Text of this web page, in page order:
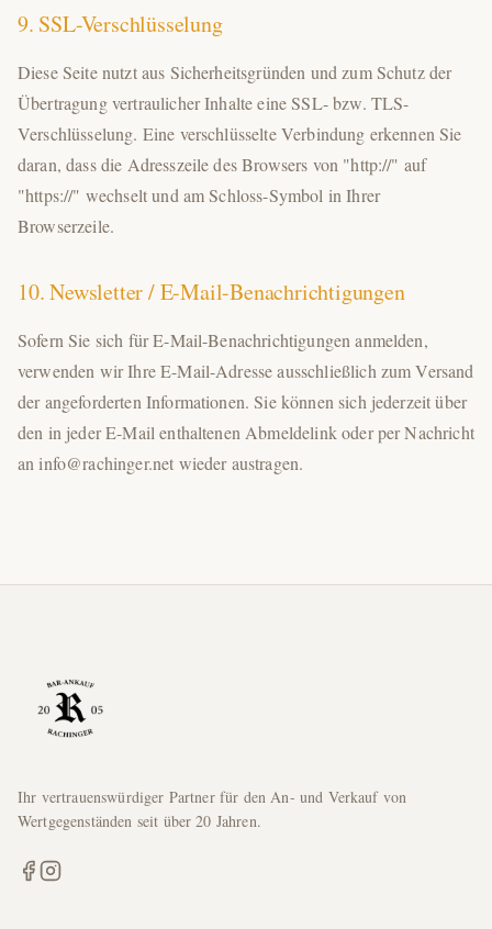
9. SSL-Verschlüsselung
Diese Seite nutzt aus Sicherheitsgründen und zum Schutz der
Übertragung vertraulicher Inhalte eine SSL- bzw. TLS-
Verschlüsselung. Eine verschlüsselte Verbindung erkennen Sie
daran, dass die Adresszeile des Browsers von "http://" auf
"https://" wechselt und am Schloss-Symbol in Ihrer
Browserzeile.
10. Newsletter / E-Mail-Benachrichtigungen
Sofern Sie sich für E-Mail-Benachrichtigungen anmelden,
verwenden wir Ihre E-Mail-Adresse ausschließlich zum Versand
der angeforderten Informationen. Sie können sich jederzeit über
den in jeder E-Mail enthaltenen Abmeldelink oder per Nachricht
an info@rachinger.net wieder austragen.
Ihr vertrauenswürdiger Partner für den An- und Verkauf von
Wertgegenständen seit über 20 Jahren.